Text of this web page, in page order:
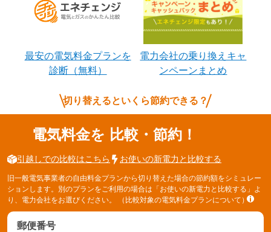
最安の電気料金プランを
診断（無料）
電力会社の乗り換えキャ
ンペーンまとめ
切り替えるといくら節約できる？
電気料金を 比較・節約！
引越しでの比較はこちら お使いの新電力と比較する
旧一般電気事業者の自由料金プランから切り替えた場合の節約額をシミュレー
ションします。別のプランをご利用の場合は「お使いの新電力と比較する」よ
り、電力会社をお選びください。
（比較対象の電気料金プランについて）
郵便番号